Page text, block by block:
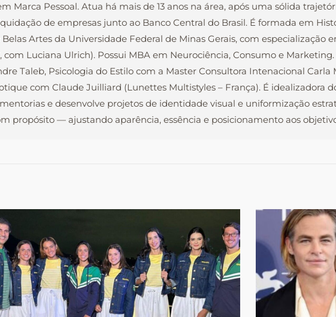
Marca Pessoal. Atua há mais de 13 anos na área, após uma sólida
de empresas junto ao Banco Central do Brasil. É formada em
Artes da Universidade Federal de Minas Gerais, com especialização
Luciana Ulrich). Possui MBA em Neurociência, Consumo e
Taleb, Psicologia do Estilo com a Master Consultora Intenacional Carla
com Claude Juilliard (Lunettes Multistyles – França). É idealizadora
e desenvolve projetos de identidade visual e uniformização
propósito — ajustando aparência, essência e posicionamento aos